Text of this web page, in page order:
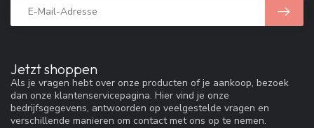
Jetzt shoppen
Als je vragen hebt over onze producten of je aankoop, bezoek
dan onze klantenservicepagina. Hier vind je onze
bedrijfsgegevens, antwoorden op veelgestelde vragen en
verschillende manieren om contact met ons op te nemen.